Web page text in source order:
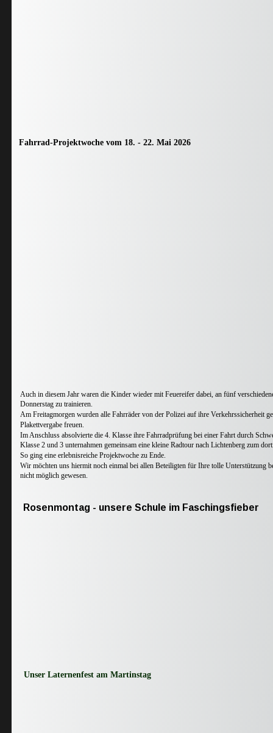
Unser Laternenfest am Martinstag
Rosenmontag - unsere Schule im Faschingsfieber
Fahrrad-Projektwoche vom 18. - 22. Mai 2026
Auch in diesem Jahr waren die Kinder wieder mit Feuereifer dabei, an fünf
Donnerstag zu trainieren.
Am Freitagmorgen wurden alle Fahrräder von der Polizei auf ihre Verkehrssicherheit
Plakettvergabe freuen.
Im Anschluss absolvierte die 4. Klasse ihre Fahrradprüfung bei einer Fahrt durch
Klasse 2 und 3 unternahmen gemeinsam eine kleine Radtour nach Lichtenberg zum
So ging eine erlebnisreiche Projektwoche zu Ende.
Wir möchten uns hiermit noch einmal bei allen Beteiligten für Ihre tolle Unterstützung
nicht möglich gewesen.